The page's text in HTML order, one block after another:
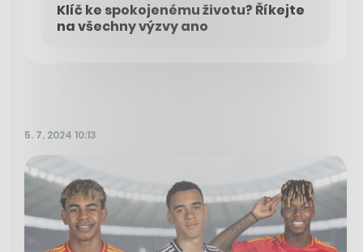
Klíč ke spokojenému životu? Říkejte
na všechny výzvy ano
5. 7. 2024 10:13